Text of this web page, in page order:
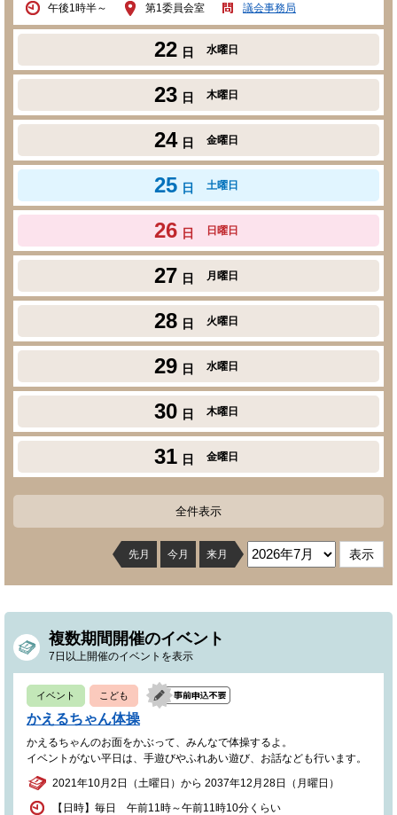
午後1時半～ 第1委員会室 議会事務局
22 日 水曜日
23 日 木曜日
24 日 金曜日
25 日 土曜日
26 日 日曜日
27 日 月曜日
28 日 火曜日
29 日 水曜日
30 日 木曜日
31 日 金曜日
全件表示
先月 今月 来月
複数期間開催のイベント
7日以上開催のイベントを表示
イベント こども
かえるちゃん体操
かえるちゃんのお面をかぶって、みんなで体操するよ。
イベントがない平日は、手遊びやふれあい遊び、お話なども行います。
2021年10月2日（土曜日）から 2037年12月28日（月曜日）
【日時】毎日 午前11時～午前11時10分くらい